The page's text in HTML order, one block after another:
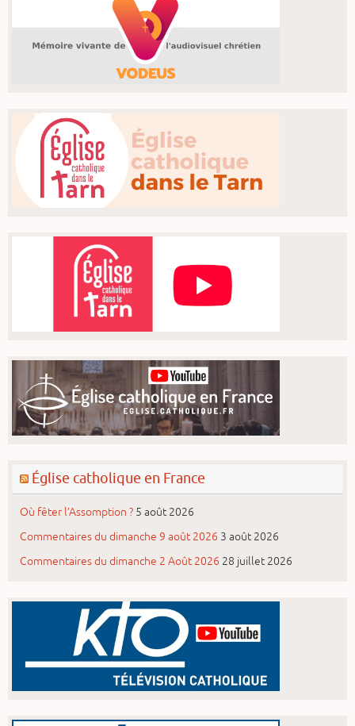
Église catholique en France
Où fêter l’Assomption ? 5 août 2026
Commentaires du dimanche 9 août 2026 3 août 2026
Commentaires du dimanche 2 Août 2026 28 juillet 2026